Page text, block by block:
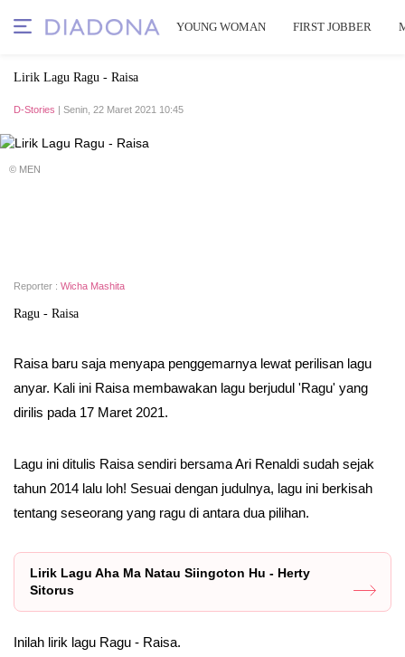
YOUNG WOMAN FIRST JOBBER
Lirik Lagu Ragu - Raisa
D-Stories | Senin, 22 Maret 2021 10:45
© MEN
Reporter : Wicha Mashita
Ragu - Raisa
Raisa baru saja menyapa penggemarnya lewat perilisan lagu
anyar. Kali ini Raisa membawakan lagu berjudul 'Ragu' yang
dirilis pada 17 Maret 2021.
Lagu ini ditulis Raisa sendiri bersama Ari Renaldi sudah sejak
tahun 2014 lalu loh! Sesuai dengan judulnya, lagu ini berkisah
tentang seseorang yang ragu di antara dua pilihan.
Lirik Lagu Aha Ma Natau Siingoton Hu - Herty
Sitorus
Inilah lirik lagu Ragu - Raisa.